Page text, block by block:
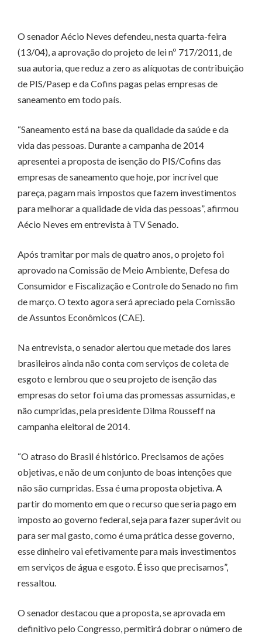
O senador Aécio Neves defendeu, nesta quarta-feira
(13/04), a aprovação do projeto de lei nº 717/2011, de
sua autoria, que reduz a zero as alíquotas de contribuição
de PIS/Pasep e da Cofins pagas pelas empresas de
saneamento em todo país.
“Saneamento está na base da qualidade da saúde e da
vida das pessoas. Durante a campanha de 2014
apresentei a proposta de isenção do PIS/Cofins das
empresas de saneamento que hoje, por incrível que
pareça, pagam mais impostos que fazem investimentos
para melhorar a qualidade de vida das pessoas”, afirmou
Aécio Neves em entrevista à TV Senado.
Após tramitar por mais de quatro anos, o projeto foi
aprovado na Comissão de Meio Ambiente, Defesa do
Consumidor e Fiscalização e Controle do Senado no fim
de março. O texto agora será apreciado pela Comissão
de Assuntos Econômicos (CAE).
Na entrevista, o senador alertou que metade dos lares
brasileiros ainda não conta com serviços de coleta de
esgoto e lembrou que o seu projeto de isenção das
empresas do setor foi uma das promessas assumidas, e
não cumpridas, pela presidente Dilma Rousseff na
campanha eleitoral de 2014.
“O atraso do Brasil é histórico. Precisamos de ações
objetivas, e não de um conjunto de boas intenções que
não são cumpridas. Essa é uma proposta objetiva. A
partir do momento em que o recurso que seria pago em
imposto ao governo federal, seja para fazer superávit ou
para ser mal gasto, como é uma prática desse governo,
esse dinheiro vai efetivamente para mais investimentos
em serviços de água e esgoto. É isso que precisamos”,
ressaltou.
O senador destacou que a proposta, se aprovada em
definitivo pelo Congresso, permitirá dobrar o número de